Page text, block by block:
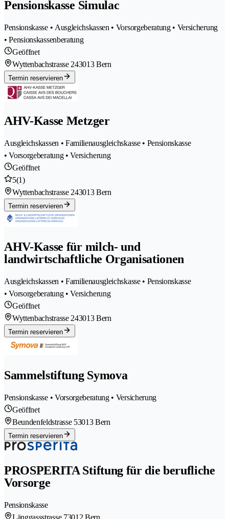
Pensionskasse Simulac
Pensionskasse • Ausgleichskassen • Vorsorgeberatung • Versicherung
• Pensionskassenberatung
Geöffnet
Wyttenbachstrasse 243013 Bern
Termin reservieren
AHV-Kasse Metzger
Ausgleichskassen • Familienausgleichskasse • Pensionskasse
• Vorsorgeberatung • Versicherung
Geöffnet
5(1)
Wyttenbachstrasse 243013 Bern
Termin reservieren
AHV-Kasse für milch- und
landwirtschaftliche Organisationen
Ausgleichskassen • Familienausgleichskasse • Pensionskasse
• Vorsorgeberatung • Versicherung
Geöffnet
Wyttenbachstrasse 243013 Bern
Termin reservieren
Sammelstiftung Symova
Pensionskasse • Vorsorgeberatung • Versicherung
Geöffnet
Beundenfeldstrasse 53013 Bern
Termin reservieren
PROSPERITA Stiftung für die berufliche
Vorsorge
Pensionskasse
Länggassstrasse 73012 Bern